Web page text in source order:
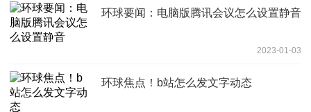
环球要闻：电脑版腾讯会议怎么设置静音
2023-01-03
环球焦点！b站怎么发文字动态